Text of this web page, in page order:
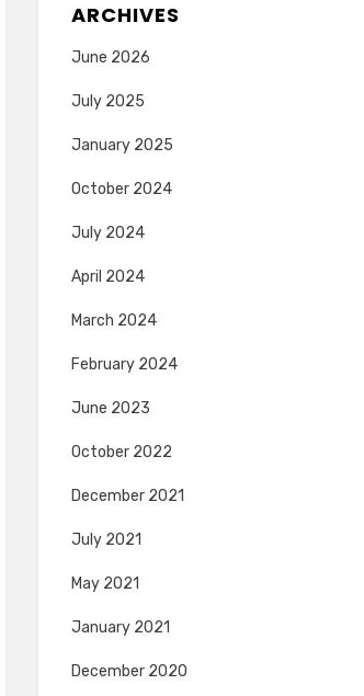
ARCHIVES
June 2026
July 2025
January 2025
October 2024
July 2024
April 2024
March 2024
February 2024
June 2023
October 2022
December 2021
July 2021
May 2021
January 2021
December 2020